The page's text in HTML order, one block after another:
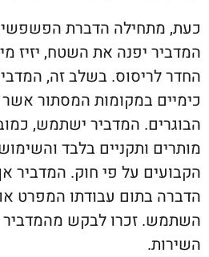
הדברת הפשפשים
יפנה את השטח, יזיז מיטות
בשלב זה, המדביר ירסס
במקומות המסתור אשר
המדביר ישתמש, כמובן,
ותקניים בלבד והשימוש ייעשה
על פי חוק. המדביר אף
עבודתו המפרט אודות
זכרו לבקש מהמדביר דו"ח זה